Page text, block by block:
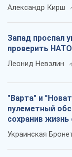
Александр Кирш
Запад проспал
проверить
Леонид Невзлин
"Варта" и
пулеметный
сохранив
Украинская